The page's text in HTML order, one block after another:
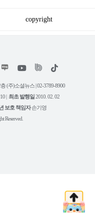
copyright
위
트
유
튜
틱
(주)소셜뉴스 | 02-3789-8900
| 최초 발행일 2010. 02. 02
보호 책임자손기영
Reserved.